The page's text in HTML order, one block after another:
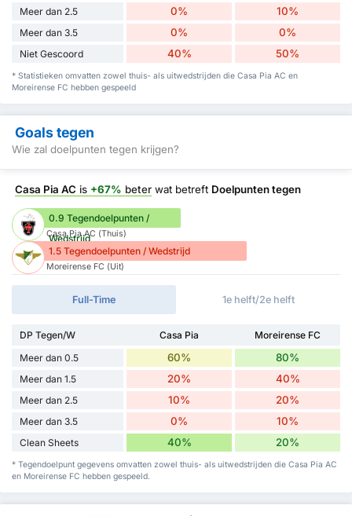
Meer dan 2.5 0% 10%
Meer dan 3.5 0% 0%
Niet Gescoord 40% 50%
* Statistieken omvatten zowel thuis- als uitwedstrijden die Casa Pia AC en
Moreirense FC hebben gespeeld
Goals tegen
Wie zal doelpunten tegen krijgen?
Casa Pia AC is +67% beter wat betreft Doelpunten tegen
0.9 Tegendoelpunten /
Wedstrijd
Casa Pia AC (Thuis)
1.5 Tegendoelpunten / Wedstrijd
Moreirense FC (Uit)
Full-Time 1e helft/2e helft
DP Tegen/W Casa Pia
Moreirense FC
Meer dan 0.5
60% 80%
Meer dan 1.5 20% 40%
Meer dan 2.5 10% 20%
Meer dan 3.5 0% 10%
Clean Sheets 40% 20%
* Tegendoelpunt gegevens omvatten zowel thuis- als uitwedstrijden die Casa Pia AC
en Moreirense FC hebben gespeeld.